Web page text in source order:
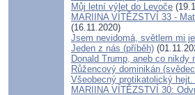
Můj letní výlet do Levoče
MARIINA VÍTĚZSTVÍ 33 -
(16.11.2020)
Jsem nevidomá, světlem mi
Jeden z nás (příběh)
Donald Trump, aneb co
Růžencový dominikán
Všeobecný protikatolický
MARIINA VÍTĚZSTVÍ 30: